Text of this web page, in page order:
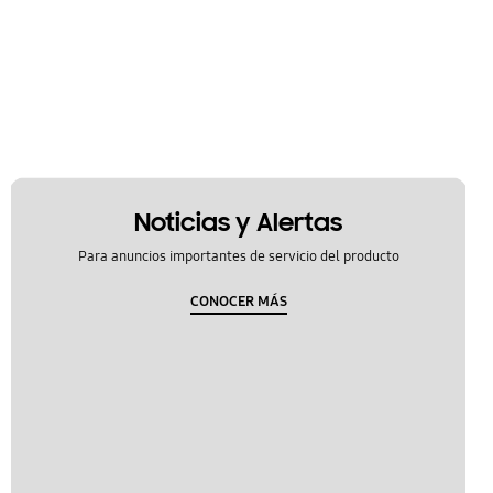
Noticias y Alertas
Para anuncios importantes de servicio del producto
CONOCER MÁS